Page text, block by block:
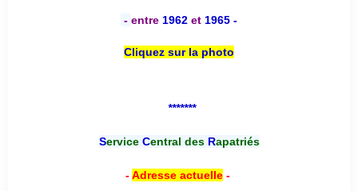
- entre 1962 et 1965 -
Cliquez sur la photo
*******
Service Central desRapatriés
-Adresse actuelle-